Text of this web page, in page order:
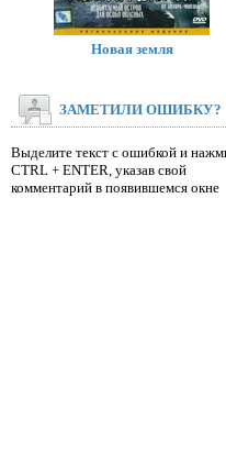
Новая земля
ЗАМЕТИЛИ ОШИБКУ?
Выделите текст с ошибкой и
CTRL + ENTER, указав свой
комментарий в появившемся окне